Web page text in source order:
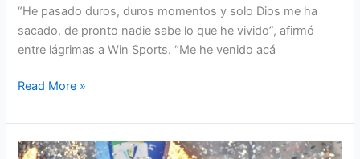
“He pasado duros, duros momentos y solo Dios me ha
sacado, de pronto nadie sabe lo que he vivido”, afirmó
entre lágrimas a Win Sports. “Me he venido acá
Read More »
Carlos